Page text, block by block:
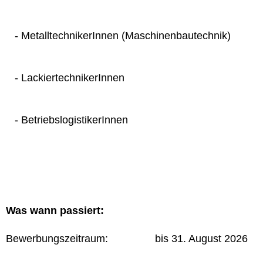
- MetalltechnikerInnen (Maschinenbautechnik)
- LackiertechnikerInnen
- BetriebslogistikerInnen
Was wann passiert:
Bewerbungszeitraum: bis 31. August 2026